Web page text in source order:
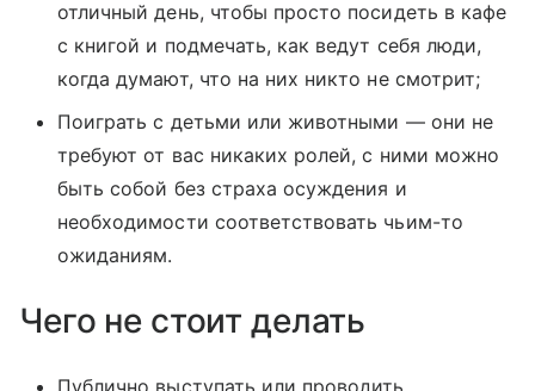
отличный день, чтобы просто посидеть в кафе
с книгой и подмечать, как ведут себя люди,
когда думают, что на них никто не смотрит;
Поиграть с детьми или животными — они не
требуют от вас никаких ролей, с ними можно
быть собой без страха осуждения и
необходимости соответствовать чьим-то
ожиданиям.
Чего не стоит делать